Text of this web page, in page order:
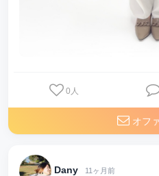
0 人
オフ
Dany 11ヶ月前